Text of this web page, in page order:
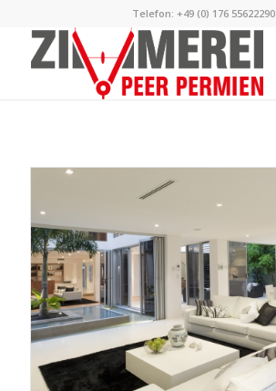
Telefon: +49 (0) 176 55622290